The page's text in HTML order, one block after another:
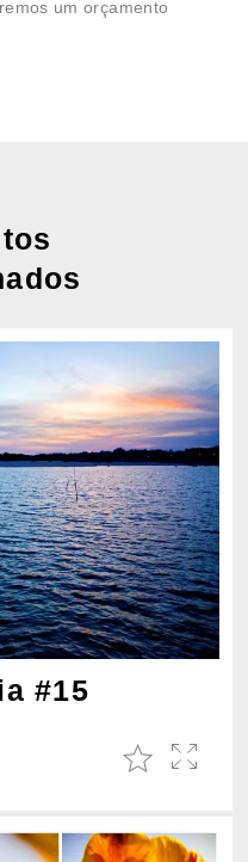
um orçamento
#15